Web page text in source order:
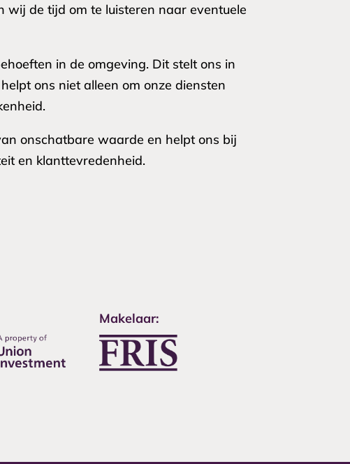
wij de tijd om te luisteren naar eventuele
in de omgeving. Dit stelt ons in
ons niet alleen om onze diensten
onschatbare waarde en helpt ons bij
en klanttevredenheid.
Makelaar: